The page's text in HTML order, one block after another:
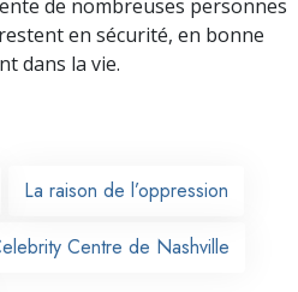
de nombreuses personnes
en sécurité, en bonne
dans la vie.
La raison de l’oppression
Centre de Nashville